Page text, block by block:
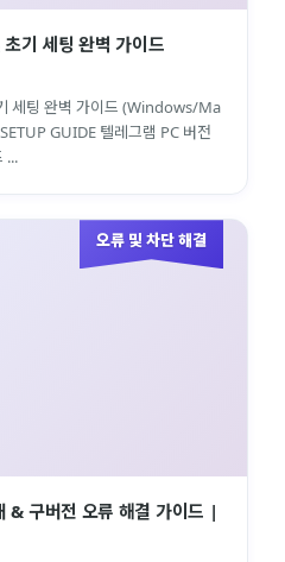
기 세팅 완벽 가이드
세팅 완벽 가이드 (Windows/Ma
GUIDE 텔레그램 PC 버전
...
오류 및 차단 해결
& 구버전 오류 해결 가이드 |